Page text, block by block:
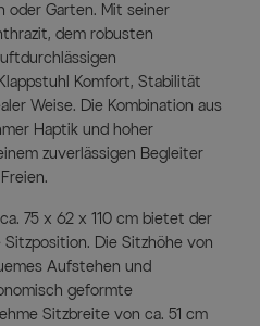
oder Garten. Mit seiner
dem robusten
Komfort, Stabilität
Weise. Die Kombination aus
Haptik und hoher
zuverlässigen Begleiter
75 x 62 x 110 cm bietet der
Die Sitzhöhe von
Aufstehen und
geformte
Sitzbreite von ca. 51 cm